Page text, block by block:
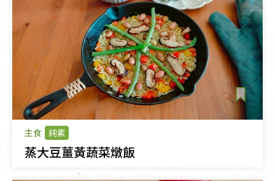
主食 純素
蒸大豆薑黃蔬菜燉飯